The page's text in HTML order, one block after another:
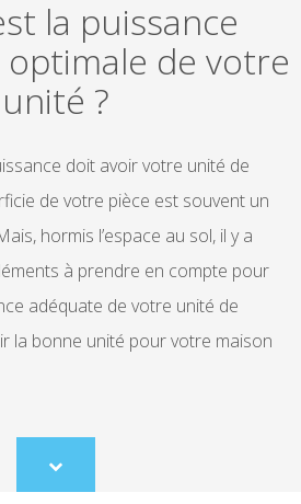
la puissance
de votre
unité ?
doit avoir votre unité de
de votre pièce est souvent un
hormis l’espace au sol, il y a
à prendre en compte pour
adéquate de votre unité de
la bonne unité pour votre maison
Scroll
to